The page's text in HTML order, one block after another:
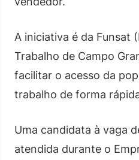
A iniciativa é da Funsat
Trabalho de Campo
facilitar o acesso da
trabalho de forma
Uma candidata à vaga
atendida durante o